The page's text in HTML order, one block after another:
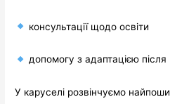
консультації щодо освіти
допомогу з адаптацією
У каруселі розвінчуємо